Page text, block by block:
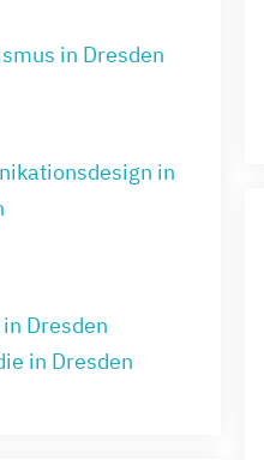
in Dresden
in
Dresden
in Dresden